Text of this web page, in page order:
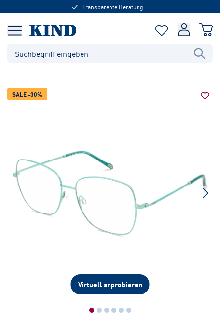
Transparente Beratung
SALE -30%
Virtuell anprobieren